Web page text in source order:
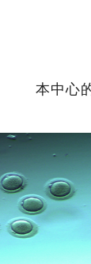
本中心